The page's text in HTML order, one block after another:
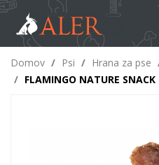
Domov / Psi / Hrana za pse
/ FLAMINGO NATURE SNACK